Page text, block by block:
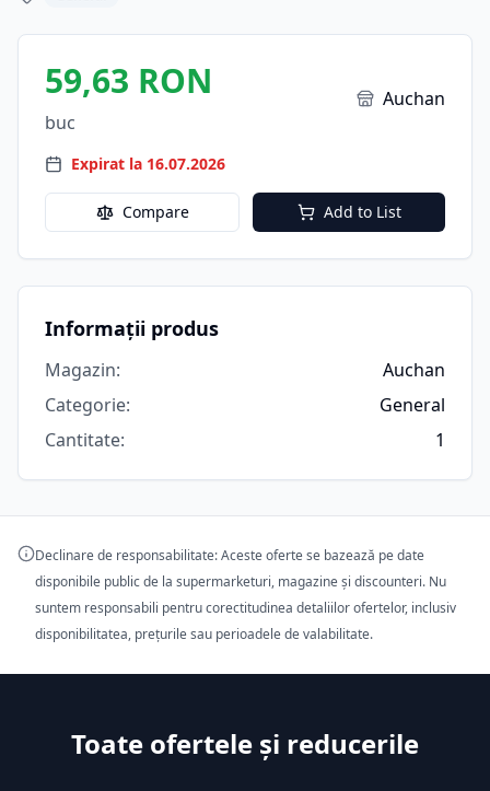
59,63 RON
buc
Auchan
Expirat la 16.07.2026
Compare Add to List
Informații produs
Magazin:
Auchan
Categorie:
General
Cantitate: 1
Declinare de responsabilitate: Aceste oferte se bazează pe date
disponibile public de la supermarketuri, magazine și discounteri. Nu
suntem responsabili pentru corectitudinea detaliilor ofertelor, inclusiv
disponibilitatea, prețurile sau perioadele de valabilitate.
Toate ofertele și reducerile